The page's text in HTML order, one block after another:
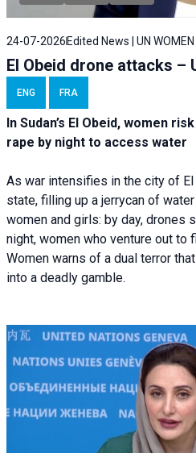
24-07-2026Edited News | UN WOMEN
El Obeid drone attacks –
ENG FRA
In Sudan’s El Obeid, women
rape by night to access
As war intensifies in the city of
state, filling up a jerrycan of
women and girls: by day, drones
night, women who venture out to
Women warns of a dual terror
into a deadly gamble.